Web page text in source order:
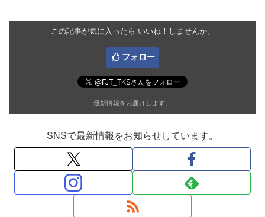
この記事が気に入ったら いいね！しませんか。
フォロー
最新情報をお届けします。
SNSで最新情報をお知らせしています。